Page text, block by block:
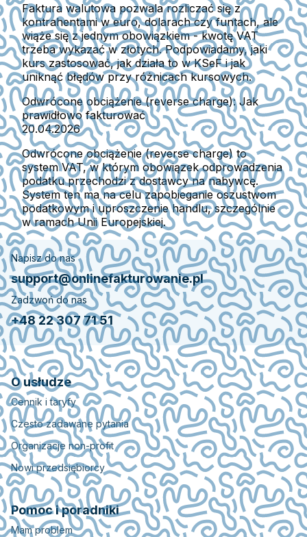
Faktura walutowa pozwala rozliczać się z
kontrahentami w euro, dolarach czy funtach, ale
wiąże się z jednym obowiązkiem - kwotę VAT
trzeba wykazać w złotych. Podpowiadamy, jaki
kurs zastosować, jak działa to w KSeF i jak
uniknąć błędów przy różnicach kursowych.
Odwrócone obciążenie (reverse charge): Jak
prawidłowo fakturować
20.04.2026
Odwrócone obciążenie (reverse charge) to
system VAT, w którym obowiązek odprowadzenia
podatku przechodzi z dostawcy na nabywcę.
System ten ma na celu zapobieganie oszustwom
podatkowym i uproszczenie handlu, szczególnie
w ramach Unii Europejskiej.
Napisz do nas
support@onlinefakturowanie.pl
Zadzwoń do nas
+48 22 307 71 51
O usłudze
Cennik i taryfy
Czesto zadawane pytania
Organizacje non-profit
Nowi przedsiębiorcy
Pomoc i poradniki
Mam problem